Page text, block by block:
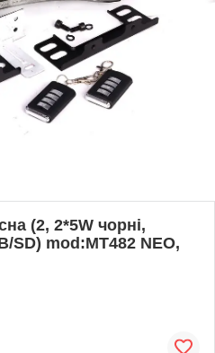
(2, 2*5W чорні,
SD) mod:MT482 NEO,